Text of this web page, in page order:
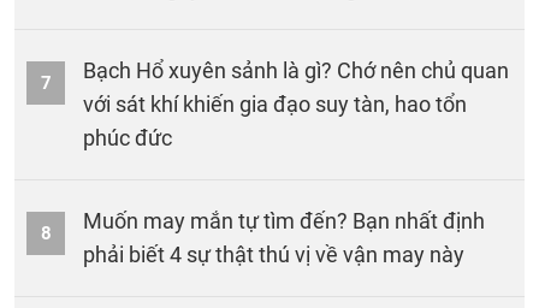
7
Bạch Hổ xuyên sảnh là gì? Chớ nên chủ quan
với sát khí khiến gia đạo suy tàn, hao tổn
phúc đức
8
Muốn may mắn tự tìm đến? Bạn nhất định
phải biết 4 sự thật thú vị về vận may này